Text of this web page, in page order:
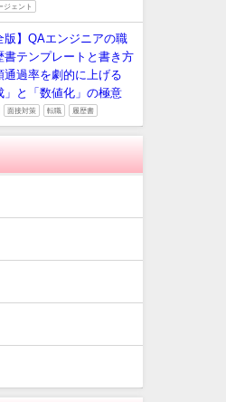
ジェント
版】QAエンジニアの職
書テンプレートと書き方
通過率を劇的に上げる
」と「数値化」の極意
面接対策 転職 履歴書